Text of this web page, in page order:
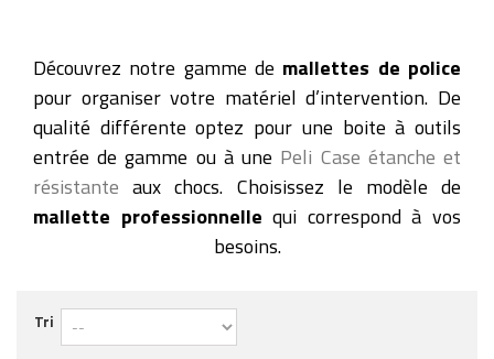
Découvrez notre gamme de mallettes de police
pour organiser votre matériel d’intervention. De
qualité différente optez pour une boite à outils
entrée de gamme ou à une Peli Case étanche et
résistante aux chocs. Choisissez le modèle de
mallette professionnelle qui correspond à vos
besoins.
Tri